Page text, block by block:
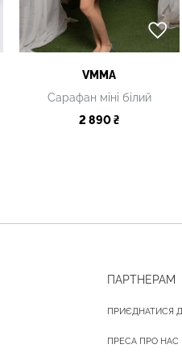
VMMA
Сарафан міні білий
2 890 ₴
ПАРТНЕРАМ
ПРИЄДНАТИСЯ
ПРЕСА ПРО НАС